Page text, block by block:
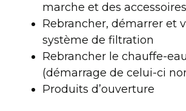
marche et des accessoires
Rebrancher, démarrer et
système de filtration
Rebrancher le chauffe-
(démarrage de celui-ci
Produits d’ouverture